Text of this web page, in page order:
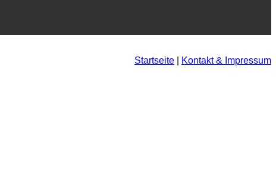
Startseite
Kontakt & Impressum